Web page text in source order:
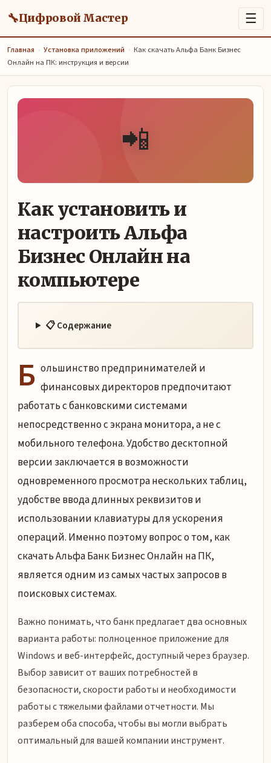
🔧Цифровой Мастер ☰
Главная › Установка приложений › Как скачать Альфа Банк Бизнес
Онлайн на ПК: инструкция и версии
📲
Как установить и
настроить Альфа
Бизнес Онлайн на
компьютере
📋 Содержание
Б ольшинство предпринимателей и
финансовых директоров предпочитают
работать с банковскими системами
непосредственно с экрана монитора, а не с
мобильного телефона. Удобство десктопной
версии заключается в возможности
одновременного просмотра нескольких таблиц,
удобстве ввода длинных реквизитов и
использовании клавиатуры для ускорения
операций. Именно поэтому вопрос о том, как
скачать Альфа Банк Бизнес Онлайн на ПК,
является одним из самых частых запросов в
поисковых системах.
Важно понимать, что банк предлагает два основных
варианта работы: полноценное приложение для
Windows и веб-интерфейс, доступный через браузер.
Выбор зависит от ваших потребностей в
безопасности, скорости работы и необходимости
работы с тяжелыми файлами отчетности. Мы
разберем оба способа, чтобы вы могли выбрать
оптимальный для вашей компании инструмент.